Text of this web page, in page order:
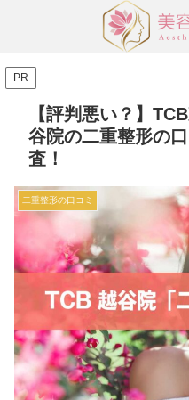
PR
【評判悪い？】
谷院の二重整形の
査！
二重整形の口コミ